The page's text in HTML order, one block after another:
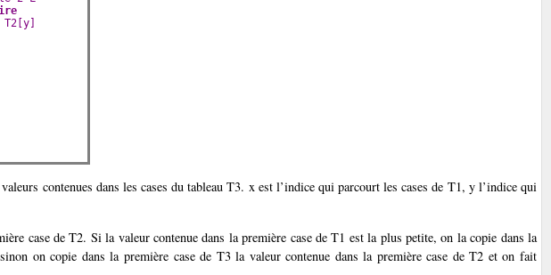
contenues dans les cases du tableau T3. x est l’indice qui parcourt les cases de T1, y l’indice qui
case de T2. Si la valeur contenue dans la première case de T1 est la plus petite, on la copie dans la
on copie dans la première case de T3 la valeur contenue dans la première case de T2 et on fait